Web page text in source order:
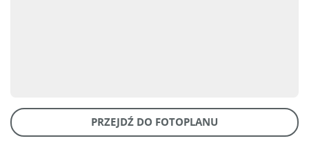
PRZEJDŹ DO FOTOPLANU